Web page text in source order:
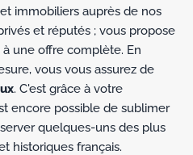
immobiliers auprès de nos
et réputés ; vous propose
une offre complète. En
vous vous assurez de
. C'est grâce à votre
encore possible de sublimer
quelques-uns des plus
historiques français.